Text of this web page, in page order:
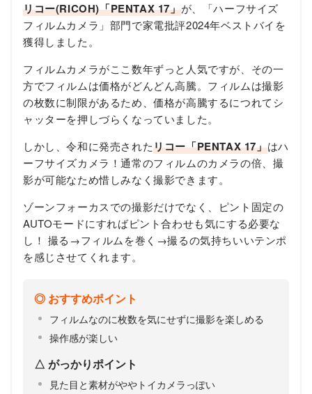
リコー(RICOH)「PENTAX 17」が、「ハーフサイズ
フィルムカメラ」部門で家電批評2024年ベストバイを
獲得しました。
フィルムカメラがここ数年ずっと人気ですが、その一
方でフィルムは価格がどんどん高騰。フィルムは撮影
の枚数に制限があるため、価格が高騰するにつれてシ
ャッターを押しづらくなっていました。
しかし、令和に発売されたリコー「PENTAX 17」はハ
ーフサイズカメラ！通常のフィルムのカメラの倍、撮
影が可能なため惜しみなく撮影できます。
ゾーンフォーカスでの撮影だけでなく、ピント固定の
AUTOモードにすればピント合わせも気にする必要な
し！ 撮る→フィルムを巻く→撮るの気持ちいいテンポ
を感じさせてくれます。
おすすめポイント
フィルムなのに枚数を気にせずに撮影を楽しめる
操作感が楽しい
がっかりポイント
見た目と素材がややトイカメラっぽい